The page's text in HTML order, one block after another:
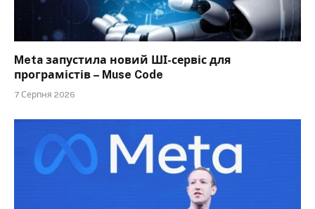
Meta запустила новий ШІ-сервіс для
програмістів – Muse Code
7 Серпня 2026